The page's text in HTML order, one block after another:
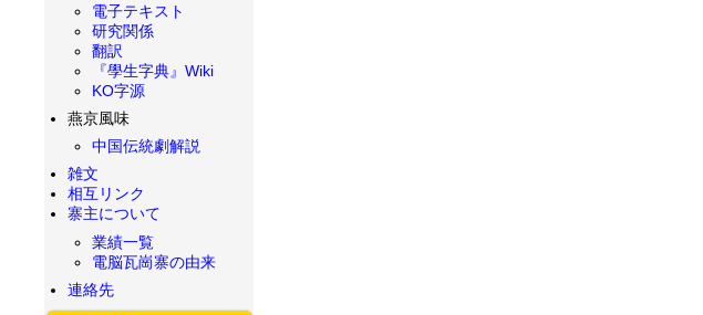
電子テキスト
研究関係
翻訳
『學生字典』Wiki
KO字源
燕京風味
中国伝統劇解説
雑文
相互リンク
寨主について
業績一覧
電脳瓦崗寨の由来
連絡先